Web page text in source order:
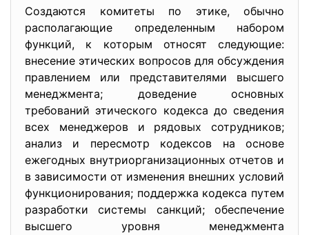
Создаются комитеты по этике, обычно
располагающие определенным набором
функций, к которым относят следующие:
внесение этических вопросов для обсуждения
правлением или представителями высшего
менеджмента; доведение основных
требований этического кодекса до сведения
всех менеджеров и рядовых сотрудников;
анализ и пересмотр кодексов на основе
ежегодных внутриорганизационных отчетов и
в зависимости от изменения внешних условий
функционирования; поддержка кодекса путем
разработки системы санкций; обеспечение
высшего уровня менеджмента